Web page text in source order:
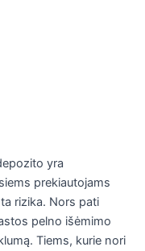
yra
prekiautojams
rizika. Nors pati
pelno išėmimo
Tiems, kurie nori